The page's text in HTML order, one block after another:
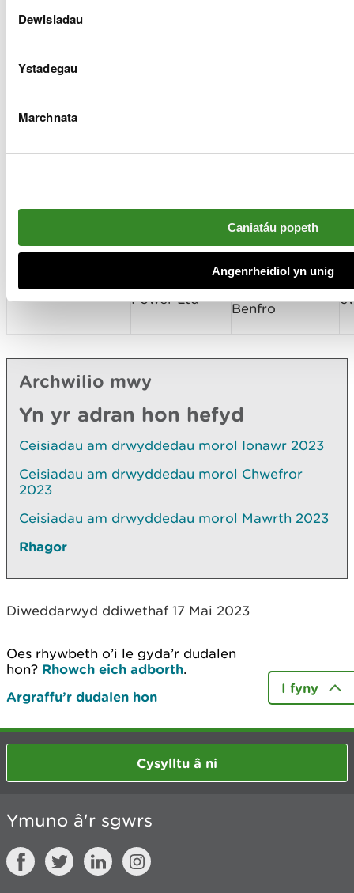
Dewisiadau
Ystadegau
Marchnata
Caniatáu popeth
Angenrheidiol yn unig
MM004/10/NSBv2
RML2314
RML2320
Mwmbwls
SC2301
Power Ltd
Prosiect Ardal
Arddangos Sir
Benfro
Archwilio mwy
Yn yr adran hon hefyd
Ceisiadau am drwyddedau morol Ionawr 2023
Ceisiadau am drwyddedau morol Chwefror
2023
Ceisiadau am drwyddedau morol Mawrth 2023
Rhagor
Diweddarwyd ddiwethaf 17 Mai 2023
Oes rhywbeth o’i le gyda’r dudalen
hon? Rhowch eich adborth.
Argraffu’r dudalen hon
I fyny
Cysylltu â ni
Ymuno â'r sgwrs